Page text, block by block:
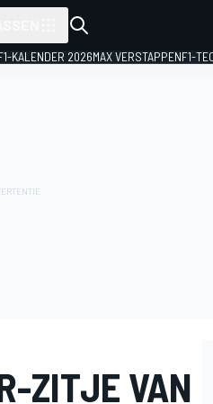
KALENDER 2026MAX VERSTAPPENF1-
ZITJE VAN